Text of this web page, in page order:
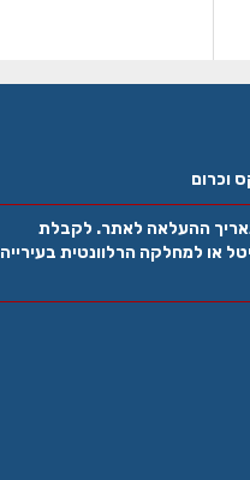
וכרום
ההעלאה לאתר. לקבלת
או למחלקה הרלוונטית בעירייה